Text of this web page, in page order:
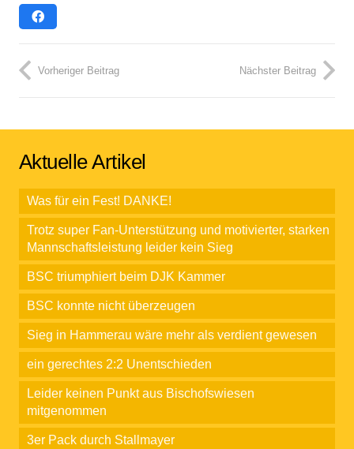
Vorheriger Beitrag Nächster Beitrag
Aktuelle Artikel
Was für ein Fest! DANKE!
Trotz super Fan-Unterstützung und motivierter, starken
Mannschaftsleistung leider kein Sieg
BSC triumphiert beim DJK Kammer
BSC konnte nicht überzeugen
Sieg in Hammerau wäre mehr als verdient gewesen
ein gerechtes 2:2 Unentschieden
Leider keinen Punkt aus Bischofswiesen
mitgenommen
3er Pack durch Stallmayer